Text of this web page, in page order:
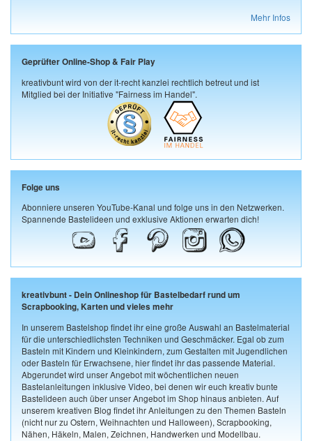
Mehr Infos
Geprüfter Online-Shop & Fair Play
kreativbunt wird von der it-recht kanzlei rechtlich betreut und ist
Mitglied bei der Initiative "Fairness im Handel".
Folge uns
Abonniere unseren YouTube-Kanal und folge uns in den Netzwerken.
Spannende Bastelideen und exklusive Aktionen erwarten dich!
kreativbunt - Dein Onlineshop für Bastelbedarf rund um
Scrapbooking, Karten und vieles mehr
In unserem Bastelshop findet ihr eine große Auswahl an Bastelmaterial
für die unterschiedlichsten Techniken und Geschmäcker. Egal ob zum
Basteln mit Kindern und Kleinkindern, zum Gestalten mit Jugendlichen
oder Basteln für Erwachsene, hier findet ihr das passende Material.
Abgerundet wird unser Angebot mit wöchentlichen neuen
Bastelanleitungen inklusive Video, bei denen wir euch kreativ bunte
Bastelideen auch über unser Angebot im Shop hinaus anbieten. Auf
unserem kreativen Blog findet ihr Anleitungen zu den Themen Basteln
(nicht nur zu Ostern, Weihnachten und Halloween), Scrapbooking,
Nähen, Häkeln, Malen, Zeichnen, Handwerken und Modellbau.